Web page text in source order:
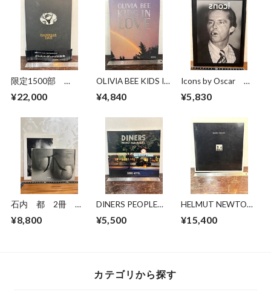
限定1500部
エル・ダックス写真
¥22,000
OLIVIA BEE KIDS IN
¥4,840
Icons by Oscar
photographer Oscar
¥5,830
石内 都 2冊
Hiromi 1955
¥8,800
DINERS PEOPLE
¥5,500
HELMUT NEWTON
¥15,400
カテゴリから探す